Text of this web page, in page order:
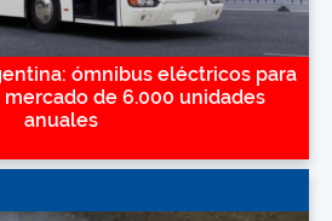
ómnibus eléctricos para
de 6.000 unidades
anuales